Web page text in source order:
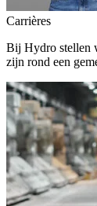
Carrières
Bij Hydro stellen
zijn rond een